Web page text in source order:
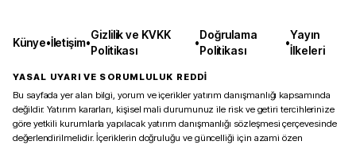
Künye•İletişim•
Gizlilik ve KVKK
Politikası
•
Doğrulama
Politikası
•
Yayın
İlkeleri
YASAL UYARI VE SORUMLULUK REDDİ
Bu sayfada yer alan bilgi, yorum ve içerikler yatırım danışmanlığı kapsamında
değildir. Yatırım kararları, kişisel mali durumunuz ile risk ve getiri tercihlerinize
göre yetkili kurumlarla yapılacak yatırım danışmanlığı sözleşmesi çerçevesinde
değerlendirilmelidir. İçeriklerin doğruluğu ve güncelliği için azami özen